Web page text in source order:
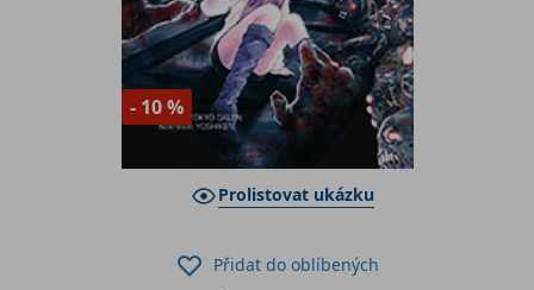
- 10 %
Prolistovat ukázku
Přidat do oblíbených